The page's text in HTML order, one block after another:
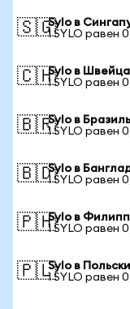
🇸🇬Sylo в
1 SYLO равен
🇨🇭Sylo в
1 SYLO равен
🇧🇷Sylo в
1 SYLO равен
🇧🇩Sylo в
1 SYLO равен
🇵🇭Sylo в
1 SYLO равен
🇵🇱Sylo в
1 SYLO равен